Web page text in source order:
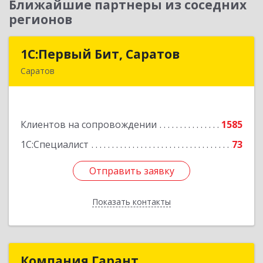
Ближайшие партнеры из соседних
регионов
1С:Первый Бит, Саратов
Саратов
Клиентов на сопровождении
1585
1С:Специалист
73
Отправить заявку
Показать контакты
1С:Первый Бит, Саратов
Подробнее
Отправить заявку
Назад